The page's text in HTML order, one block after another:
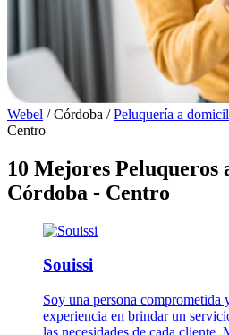
Webel / Córdoba / Peluquería a
Centro
10 Mejores Peluqueros
Córdoba - Centro
Souissi
Soy una persona comprometida
experiencia en brindar un